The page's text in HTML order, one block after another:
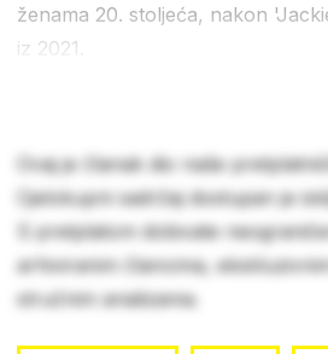
ženama 20. stoljeća, nakon
iz 2021.
Ovaj je članak dio naše
Cjelokupni sadržaj dostupan je
S pretplatom dobivate
arhiviranim člancima,
stručnim analizama.